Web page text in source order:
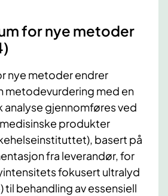
for nye metoder
nye metoder endrer
metodevurdering med en
gjennomføres ved
produkter
basert på
fra leverandør, for
fokusert ultralyd
til behandling av essensiell